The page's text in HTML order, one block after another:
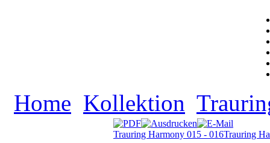
Home Kollektion
Trauring Harmony 015 - 016Trauring